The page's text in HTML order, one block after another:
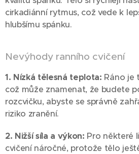
cirkadiánní rytmus, což vede k
hlubšímu spánku.
Nevýhody ranního cvičení
1. Nízká tělesná teplota: Ráno je
což může znamenat, že budete
rozcvičku, abyste se správně
riziko zranění.
2. Nižší síla a výkon: Pro některé
cvičení náročné, protože tělo